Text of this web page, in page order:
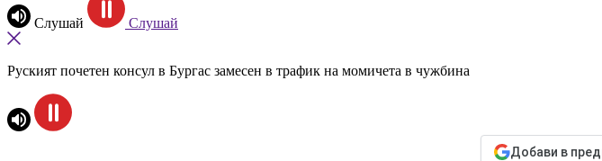
Слушай Слушай
Руският почетен консул в Бургас замесен в трафик на момичета в чужбина
Добави в